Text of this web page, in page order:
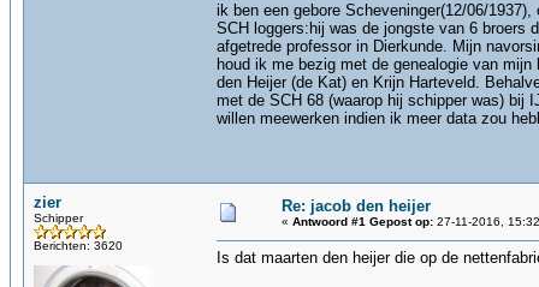
ik ben een gebore Scheveninger(12/06/
SCH loggers:hij was de jongste van 6 broers
afgetrede professor in Dierkunde. Mijn
houd ik me bezig met de genealogie van
den Heijer (de Kat) en Krijn Harteveld.
met de SCH 68 (waarop hij schipper was) bij
willen meewerken indien ik meer data zou
zier
Schipper
Berichten: 3620
Re: jacob den heijer
« Antwoord #1 Gepost op: 27-11-2016,
Is dat maarten den heijer die op de